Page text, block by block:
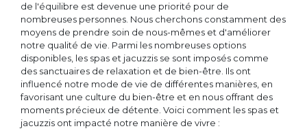
de l'équilibre est devenue une priorité pour de
nombreuses personnes. Nous cherchons constamment des
moyens de prendre soin de nous-mêmes et d'améliorer
notre qualité de vie. Parmi les nombreuses options
disponibles, les spas et jacuzzis se sont imposés comme
des sanctuaires de relaxation et de bien-être. Ils ont
influencé notre mode de vie de différentes manières, en
favorisant une culture du bien-être et en nous offrant des
moments précieux de détente. Voici comment les spas et
jacuzzis ont impacté notre manière de vivre :